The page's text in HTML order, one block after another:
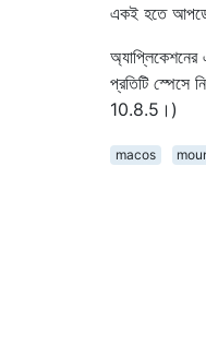
একই হতে
অ্যাপ্লিকেশনের
প্রতিটি স্পেসে
10.8.5।)
macos